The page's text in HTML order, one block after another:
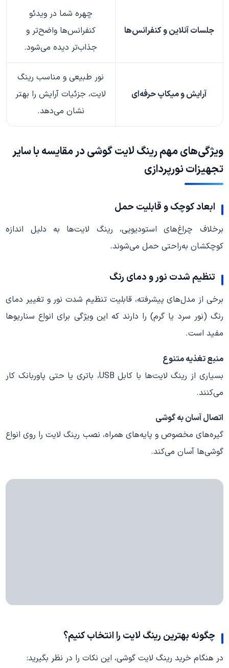
جلسات آنلاین و کنفرانس‌ها
چهره شما در ویدئو
کنفرانس‌ها واضح‌تر و
جذاب‌تر دیده می‌شود.
آرایش و میکاپ حرفه‌ای
نور طبیعی و مناسب رینگ
لایت، جزئیات آرایش را بهتر
نشان می‌دهد.
ویژگی‌های مهم رینگ لایت گوشی در مقایسه با سایر
تجهیزات نورپردازی
ابعاد کوچک و قابلیت حمل
برخلاف چراغ‌های استودیویی، رینگ لایت‌ها به دلیل اندازه
کوچکشان به‌راحتی حمل می‌شوند.
تنظیم شدت نور و دمای رنگ
برخی از مدل‌های پیشرفته، قابلیت تنظیم شدت نور و تغییر دمای
رنگ (نور سرد یا گرم) را دارند که این ویژگی برای انواع سناریوها
مفید است.
منبع تغذیه متنوع
بسیاری از رینگ لایت‌ها با کابل USB، باتری یا حتی پاوربانک کار
می‌کنند.
اتصال آسان به گوشی
گیره‌های مخصوص و پایه‌های همراه، نصب رینگ لایت را روی انواع
گوشی‌ها آسان می‌کند.
چگونه بهترین رینگ لایت را انتخاب کنیم؟
در هنگام خرید رینگ لایت گوشی، این نکات را در نظر بگیرید: